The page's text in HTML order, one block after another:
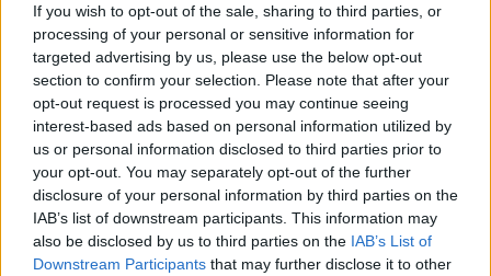
If you wish to opt-out of the sale, sharing to third parties, or
processing of your personal or sensitive information for
targeted advertising by us, please use the below opt-out
section to confirm your selection. Please note that after your
opt-out request is processed you may continue seeing
interest-based ads based on personal information utilized by
us or personal information disclosed to third parties prior to
your opt-out. You may separately opt-out of the further
disclosure of your personal information by third parties on the
IAB’s list of downstream participants. This information may
also be disclosed by us to third parties on the IAB’s List of
Downstream Participants that may further disclose it to other
PISA —Mariani di Aprilia è l’arbitro scelto per Fiorentina-Pisa, in
programma Lunedì 23 Febbraio alle 18.30 al Franchi. La
designazione arriva da Rocchi e porta con sé precedenti che non
aiutano i nerazzurri: con Mariani il Pisa ha vinto una sola volta su
quattro.
In campo con lui ci saranno gli assistenti Bindoni e Tegoni, quarto
uomo Frabbri. Al Var Gariglio, assistito da Fourneau.
I precedenti col Pisa sono quattro: in Serie B 2021/22 la vittoria col